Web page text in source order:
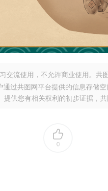
交流使用，不允许商业使用。共
过共图网平台提供的信息存储
供您有相关权利的初步证据，共
0